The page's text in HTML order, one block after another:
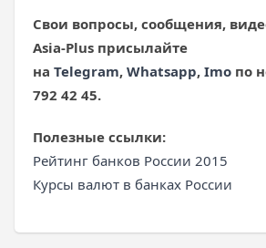
Свои вопросы, сообщения,
Asia-Plus присылайте
на Telegram, Whatsapp, Imo по
792 42 45.
Полезные ссылки:
Рейтинг банков России 2015
Курсы валют в банках России